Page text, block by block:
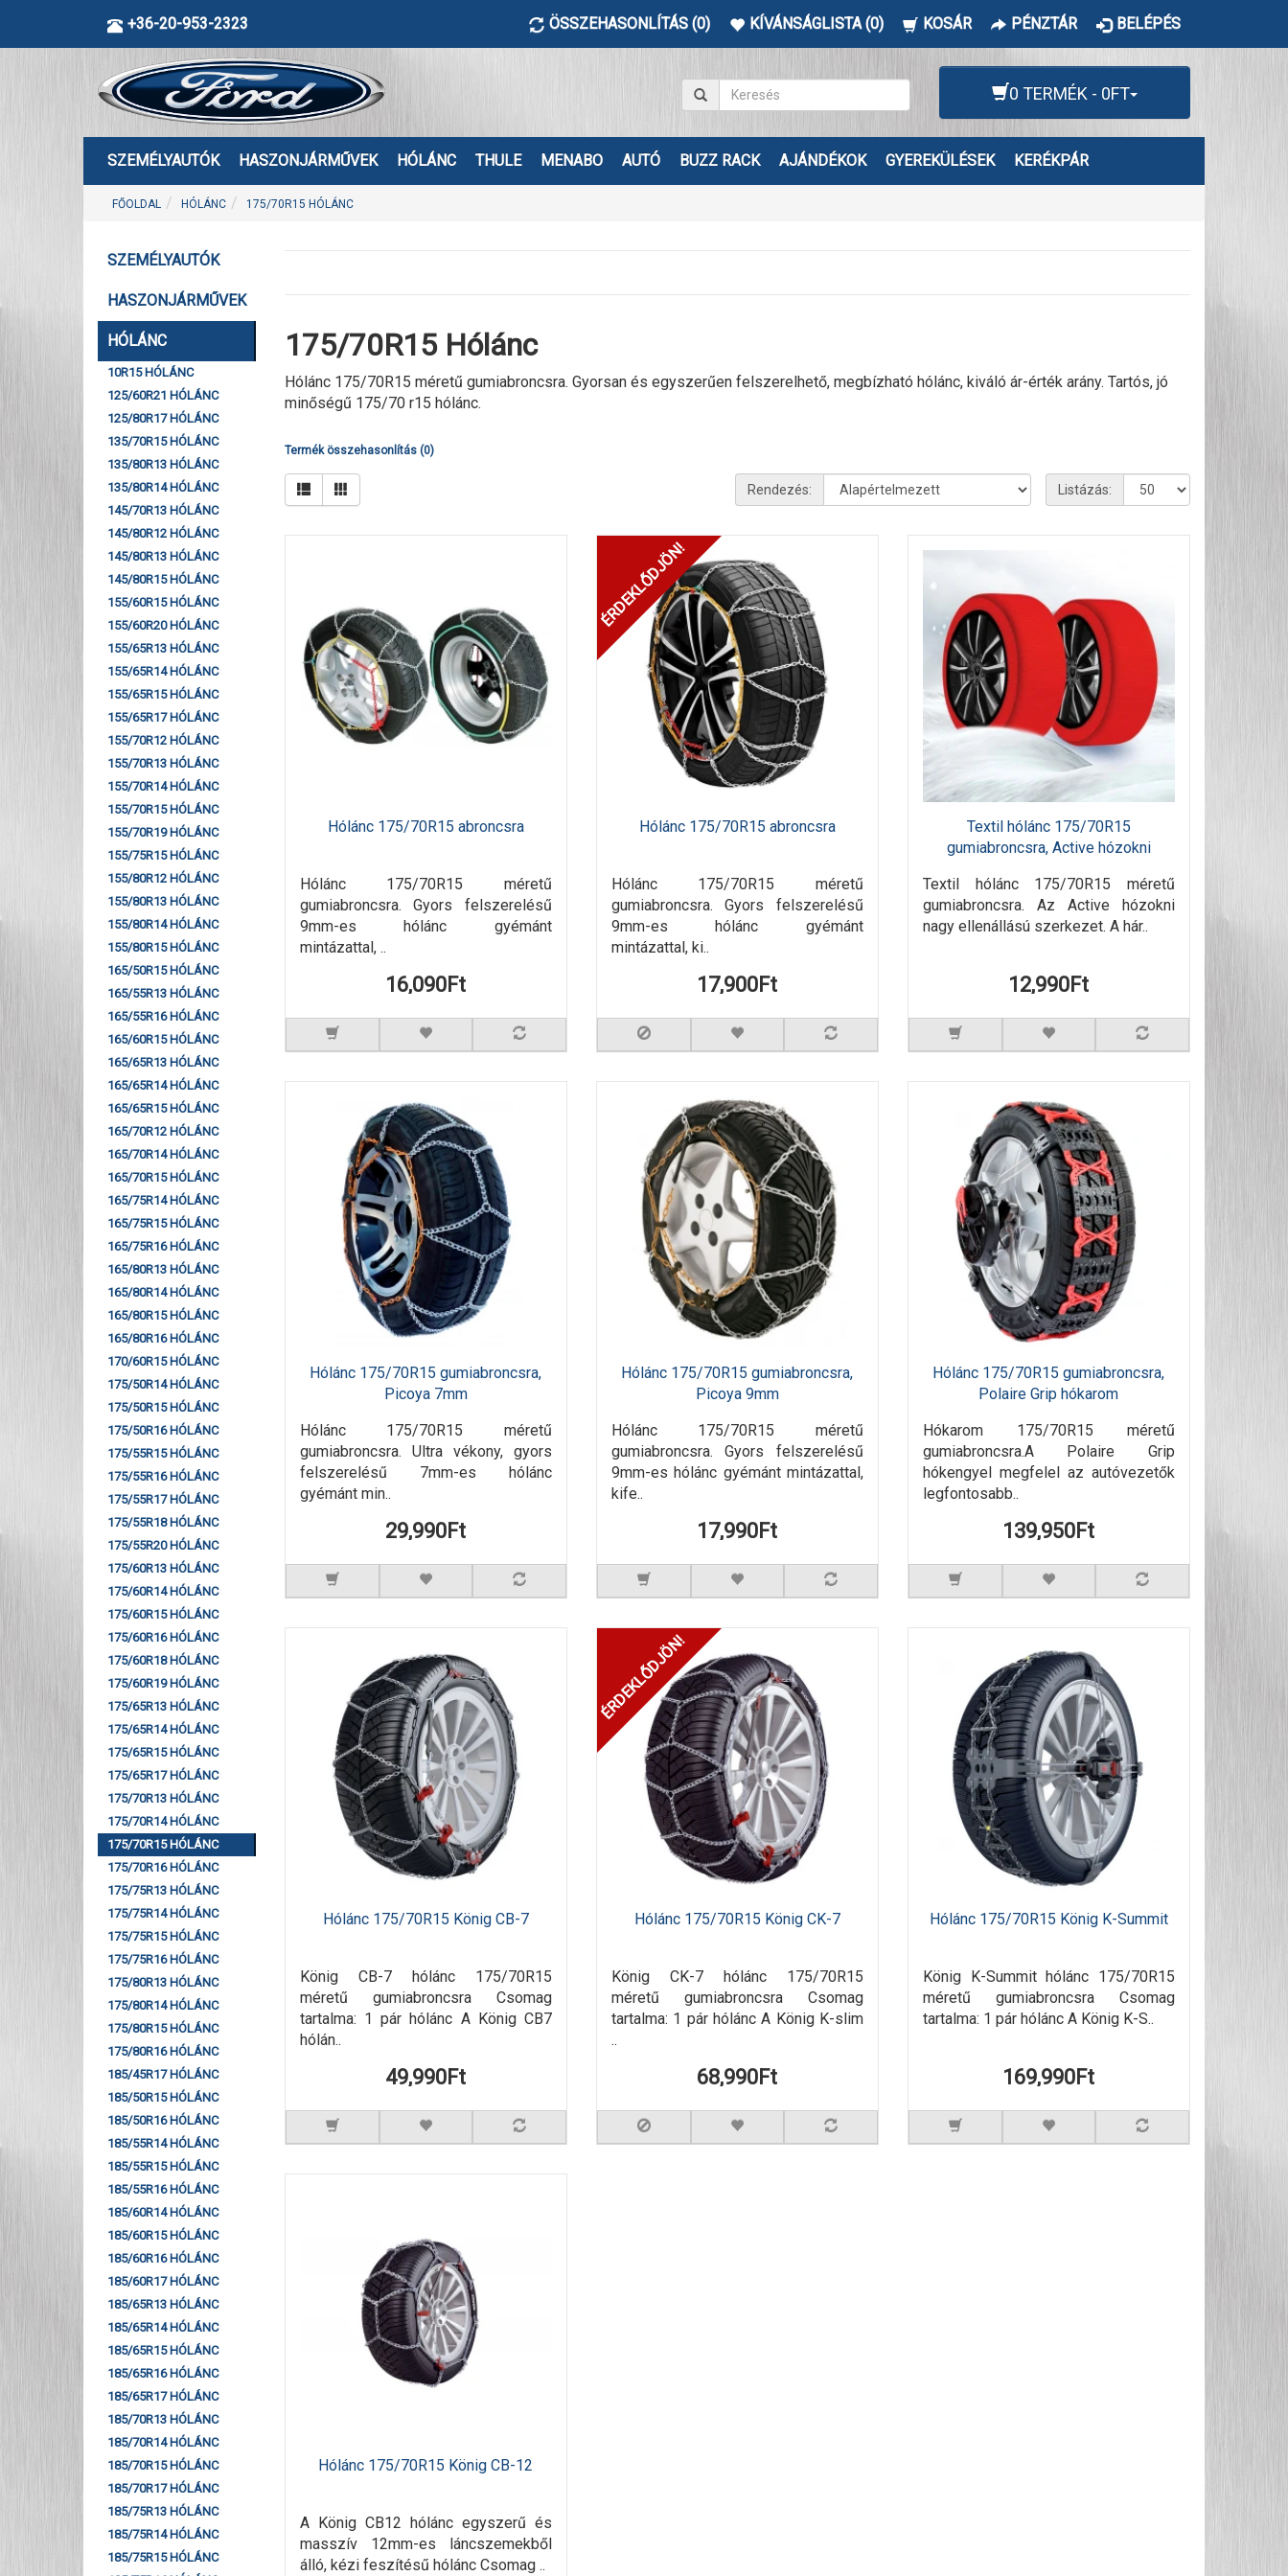
+36-20-953-2323 ÖSSZEHASONLÍTÁS (0) KÍVÁNSÁGLISTA (0) KOSÁR PÉNZTÁR BELÉPÉS
0 TERMÉK - 0FT
SZEMÉLYAUTÓK HASZONJÁRMŰVEK HÓLÁNC THULE MENABO AUTÓ BUZZ RACK AJÁNDÉKOK GYEREKÜLÉSEK KERÉKPÁR
FŐOLDAL HÓLÁNC 175/70R15 HÓLÁNC
SZEMÉLYAUTÓK
HASZONJÁRMŰVEK
HÓLÁNC
10R15 HÓLÁNC
125/60R21 HÓLÁNC
125/80R17 HÓLÁNC
135/70R15 HÓLÁNC
135/80R13 HÓLÁNC
135/80R14 HÓLÁNC
145/70R13 HÓLÁNC
145/80R12 HÓLÁNC
145/80R13 HÓLÁNC
145/80R15 HÓLÁNC
155/60R15 HÓLÁNC
155/60R20 HÓLÁNC
155/65R13 HÓLÁNC
155/65R14 HÓLÁNC
155/65R15 HÓLÁNC
155/65R17 HÓLÁNC
155/70R12 HÓLÁNC
155/70R13 HÓLÁNC
155/70R14 HÓLÁNC
155/70R15 HÓLÁNC
155/70R19 HÓLÁNC
155/75R15 HÓLÁNC
155/80R12 HÓLÁNC
155/80R13 HÓLÁNC
155/80R14 HÓLÁNC
155/80R15 HÓLÁNC
165/50R15 HÓLÁNC
165/55R13 HÓLÁNC
165/55R16 HÓLÁNC
165/60R15 HÓLÁNC
165/65R13 HÓLÁNC
165/65R14 HÓLÁNC
165/65R15 HÓLÁNC
165/70R12 HÓLÁNC
165/70R14 HÓLÁNC
165/70R15 HÓLÁNC
165/75R14 HÓLÁNC
165/75R15 HÓLÁNC
165/75R16 HÓLÁNC
165/80R13 HÓLÁNC
165/80R14 HÓLÁNC
165/80R15 HÓLÁNC
165/80R16 HÓLÁNC
170/60R15 HÓLÁNC
175/50R14 HÓLÁNC
175/50R15 HÓLÁNC
175/50R16 HÓLÁNC
175/55R15 HÓLÁNC
175/55R16 HÓLÁNC
175/55R17 HÓLÁNC
175/55R18 HÓLÁNC
175/55R20 HÓLÁNC
175/60R13 HÓLÁNC
175/60R14 HÓLÁNC
175/60R15 HÓLÁNC
175/60R16 HÓLÁNC
175/60R18 HÓLÁNC
175/60R19 HÓLÁNC
175/65R13 HÓLÁNC
175/65R14 HÓLÁNC
175/65R15 HÓLÁNC
175/65R17 HÓLÁNC
175/70R13 HÓLÁNC
175/70R14 HÓLÁNC
175/70R15 HÓLÁNC
175/70R16 HÓLÁNC
175/75R13 HÓLÁNC
175/75R14 HÓLÁNC
175/75R15 HÓLÁNC
175/75R16 HÓLÁNC
175/80R13 HÓLÁNC
175/80R14 HÓLÁNC
175/80R15 HÓLÁNC
175/80R16 HÓLÁNC
185/45R17 HÓLÁNC
185/50R15 HÓLÁNC
185/50R16 HÓLÁNC
185/55R14 HÓLÁNC
185/55R15 HÓLÁNC
185/55R16 HÓLÁNC
185/60R14 HÓLÁNC
185/60R15 HÓLÁNC
185/60R16 HÓLÁNC
185/60R17 HÓLÁNC
185/65R13 HÓLÁNC
185/65R14 HÓLÁNC
185/65R15 HÓLÁNC
185/65R16 HÓLÁNC
185/65R17 HÓLÁNC
185/70R13 HÓLÁNC
185/70R14 HÓLÁNC
185/70R15 HÓLÁNC
185/70R17 HÓLÁNC
185/75R13 HÓLÁNC
185/75R14 HÓLÁNC
185/75R15 HÓLÁNC
175/70R15 Hólánc
Hólánc 175/70R15 méretű gumiabroncsra. Gyorsan és egyszerűen felszerelhető, megbízható hólánc, kiváló ár-érték arány. Tartós, jó
minőségű 175/70 r15 hólánc.
Termék összehasonlítás (0)
Listázás:
Rendezés:
Hólánc 175/70R15 abroncsra
Hólánc 175/70R15 méretű
gumiabroncsra. Gyors felszerelésű
9mm-es hólánc gyémánt
mintázattal, ..
16,090Ft
ÉRDEKLŐDJÖN!
Hólánc 175/70R15 abroncsra
Hólánc 175/70R15 méretű
gumiabroncsra. Gyors felszerelésű
9mm-es hólánc gyémánt
mintázattal, ki..
17,900Ft
Textil hólánc 175/70R15
gumiabroncsra, Active hózokni
Textil hólánc 175/70R15 méretű
gumiabroncsra. Az Active hózokni
nagy ellenállású szerkezet. A hár..
12,990Ft
Hólánc 175/70R15 gumiabroncsra,
Picoya 7mm
Hólánc 175/70R15 méretű
gumiabroncsra. Ultra vékony, gyors
felszerelésű 7mm-es hólánc
gyémánt min..
29,990Ft
Hólánc 175/70R15 gumiabroncsra,
Picoya 9mm
Hólánc 175/70R15 méretű
gumiabroncsra. Gyors felszerelésű
9mm-es hólánc gyémánt mintázattal,
kife..
17,990Ft
Hólánc 175/70R15 gumiabroncsra,
Polaire Grip hókarom
Hókarom 175/70R15 méretű
gumiabroncsra.A Polaire Grip
hókengyel megfelel az autóvezetők
legfontosabb..
139,950Ft
Hólánc 175/70R15 König CB-7
König CB-7 hólánc 175/70R15
méretű gumiabroncsra Csomag
tartalma: 1 pár hólánc A König CB7
hólán..
49,990Ft
ÉRDEKLŐDJÖN!
Hólánc 175/70R15 König CK-7
König CK-7 hólánc 175/70R15
méretű gumiabroncsra Csomag
tartalma: 1 pár hólánc A König K-slim
..
68,990Ft
Hólánc 175/70R15 König K-Summit
König K-Summit hólánc 175/70R15
méretű gumiabroncsra Csomag
tartalma: 1 pár hólánc A König K-S..
169,990Ft
Hólánc 175/70R15 König CB-12
A König CB12 hólánc egyszerű és
masszív 12mm-es láncszemekből
álló, kézi feszítésű hólánc Csomag ..